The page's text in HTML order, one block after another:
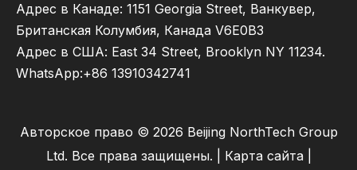
Адрес в Канаде: 1151 Georgia Street, Ванкувер,
Британская Колумбия, Канада V6E0B3
Адрес в США: East 34 Street, Brooklyn NY 11234.
WhatsApp:+86 13910342741
Авторское право © 2026 Beijing NorthTech Group
Ltd. Все права защищены. | Карта сайта|